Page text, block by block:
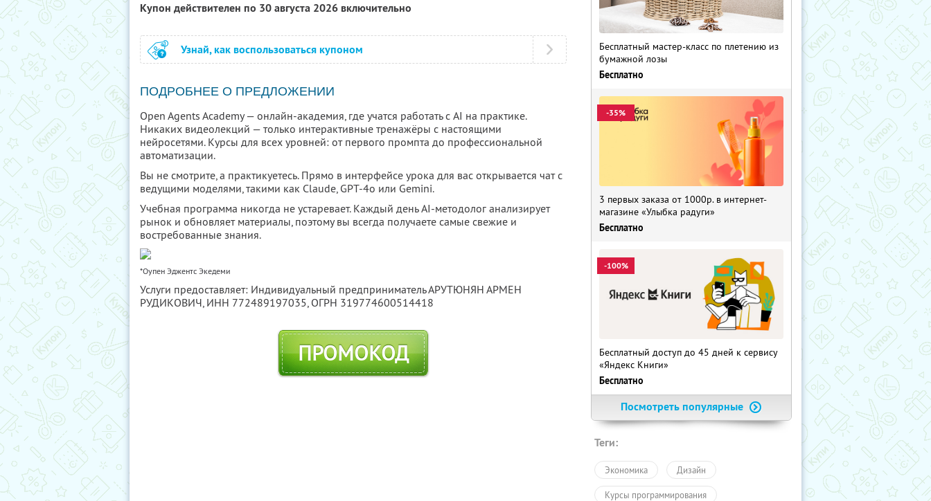
Купон действителен по 30 августа 2026 включительно
Узнай, как воспользоваться купоном
ПОДРОБНЕЕ О ПРЕДЛОЖЕНИИ
Open Agents Academy — онлайн-академия, где учатся работать с AI на практике.
Никаких видеолекций — только интерактивные тренажёры с настоящими
нейросетями. Курсы для всех уровней: от первого промпта до профессиональной
автоматизации.
Вы не смотрите, а практикуетесь. Прямо в интерфейсе урока для вас открывается чат с
ведущими моделями, такими как Claude, GPT-4o или Gemini.
Учебная программа никогда не устаревает. Каждый день AI-методолог анализирует
рынок и обновляет материалы, поэтому вы всегда получаете самые свежие и
востребованные знания.
*Оупен Эджентс Экедеми
Услуги предоставляет: Индивидуальный предприниматель АРУТЮНЯН АРМЕН
РУДИКОВИЧ, ИНН 772489197035, ОГРН 319774600514418
ПРОМОКОД
Бесплатный мастер-класс по плетению из
бумажной лозы
Бесплатно
-35%
3 первых заказа от 1000р. в интернет-
магазине «Улыбка радуги»
Бесплатно
-100%
Бесплатный доступ до 45 дней к сервису
«Яндекс Книги»
Бесплатно
Посмотреть популярные
Теги:
Экономика Дизайн
Курсы программирования